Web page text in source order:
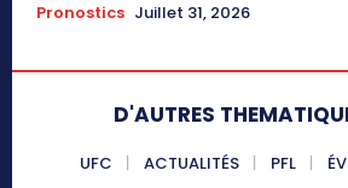
Pronostics Juillet 31, 2026
D'AUTRES
UFC ACTUALITÉS PFL